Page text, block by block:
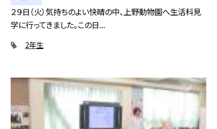
２９日（火）気持ちのよい快晴の中、上野動物園へ生活科見
学に行ってきました。この日...
2年生